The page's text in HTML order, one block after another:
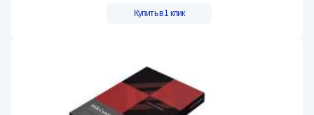
Купить в 1 клик